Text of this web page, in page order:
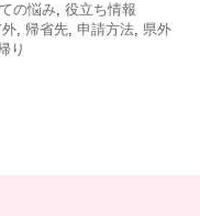
の悩み, 役立ち情報
, 帰省先, 申請方法, 県外
り